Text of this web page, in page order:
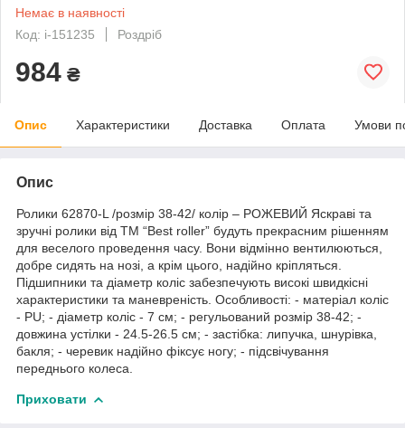
Немає в наявності
Код: i-151235
Роздріб
984 ₴
Опис Характеристики Доставка Оплата Умови
Опис
Ролики 62870-L /розмір 38-42/ колір – РОЖЕВИЙ Яскраві та
зручні ролики від ТМ “Best roller” будуть прекрасним рішенням
для веселого проведення часу. Вони відмінно вентилюються,
добре сидять на нозі, а крім цього, надійно кріпляться.
Підшипники та діаметр коліс забезпечують високі швидкісні
характеристики та маневреність. Особливості: - матеріал коліс
- PU; - діаметр коліс - 7 см; - регульований розмір 38-42; -
довжина устілки - 24.5-26.5 см; - застібка: липучка, шнурівка,
бакля; - черевик надійно фіксує ногу; - підсвічування
переднього колеса.
Приховати